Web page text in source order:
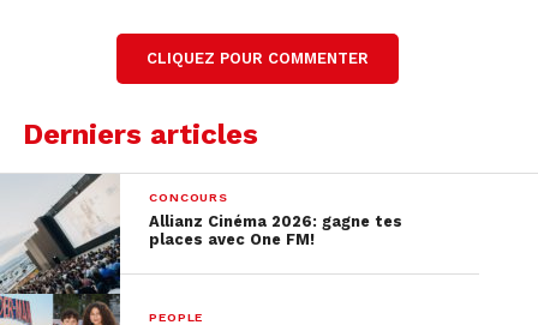
Lire la transcription complète
CLIQUEZ POUR COMMENTER
Derniers articles
CONCOURS
Allianz Cinéma 2026: gagne tes
places avec One FM!
PEOPLE